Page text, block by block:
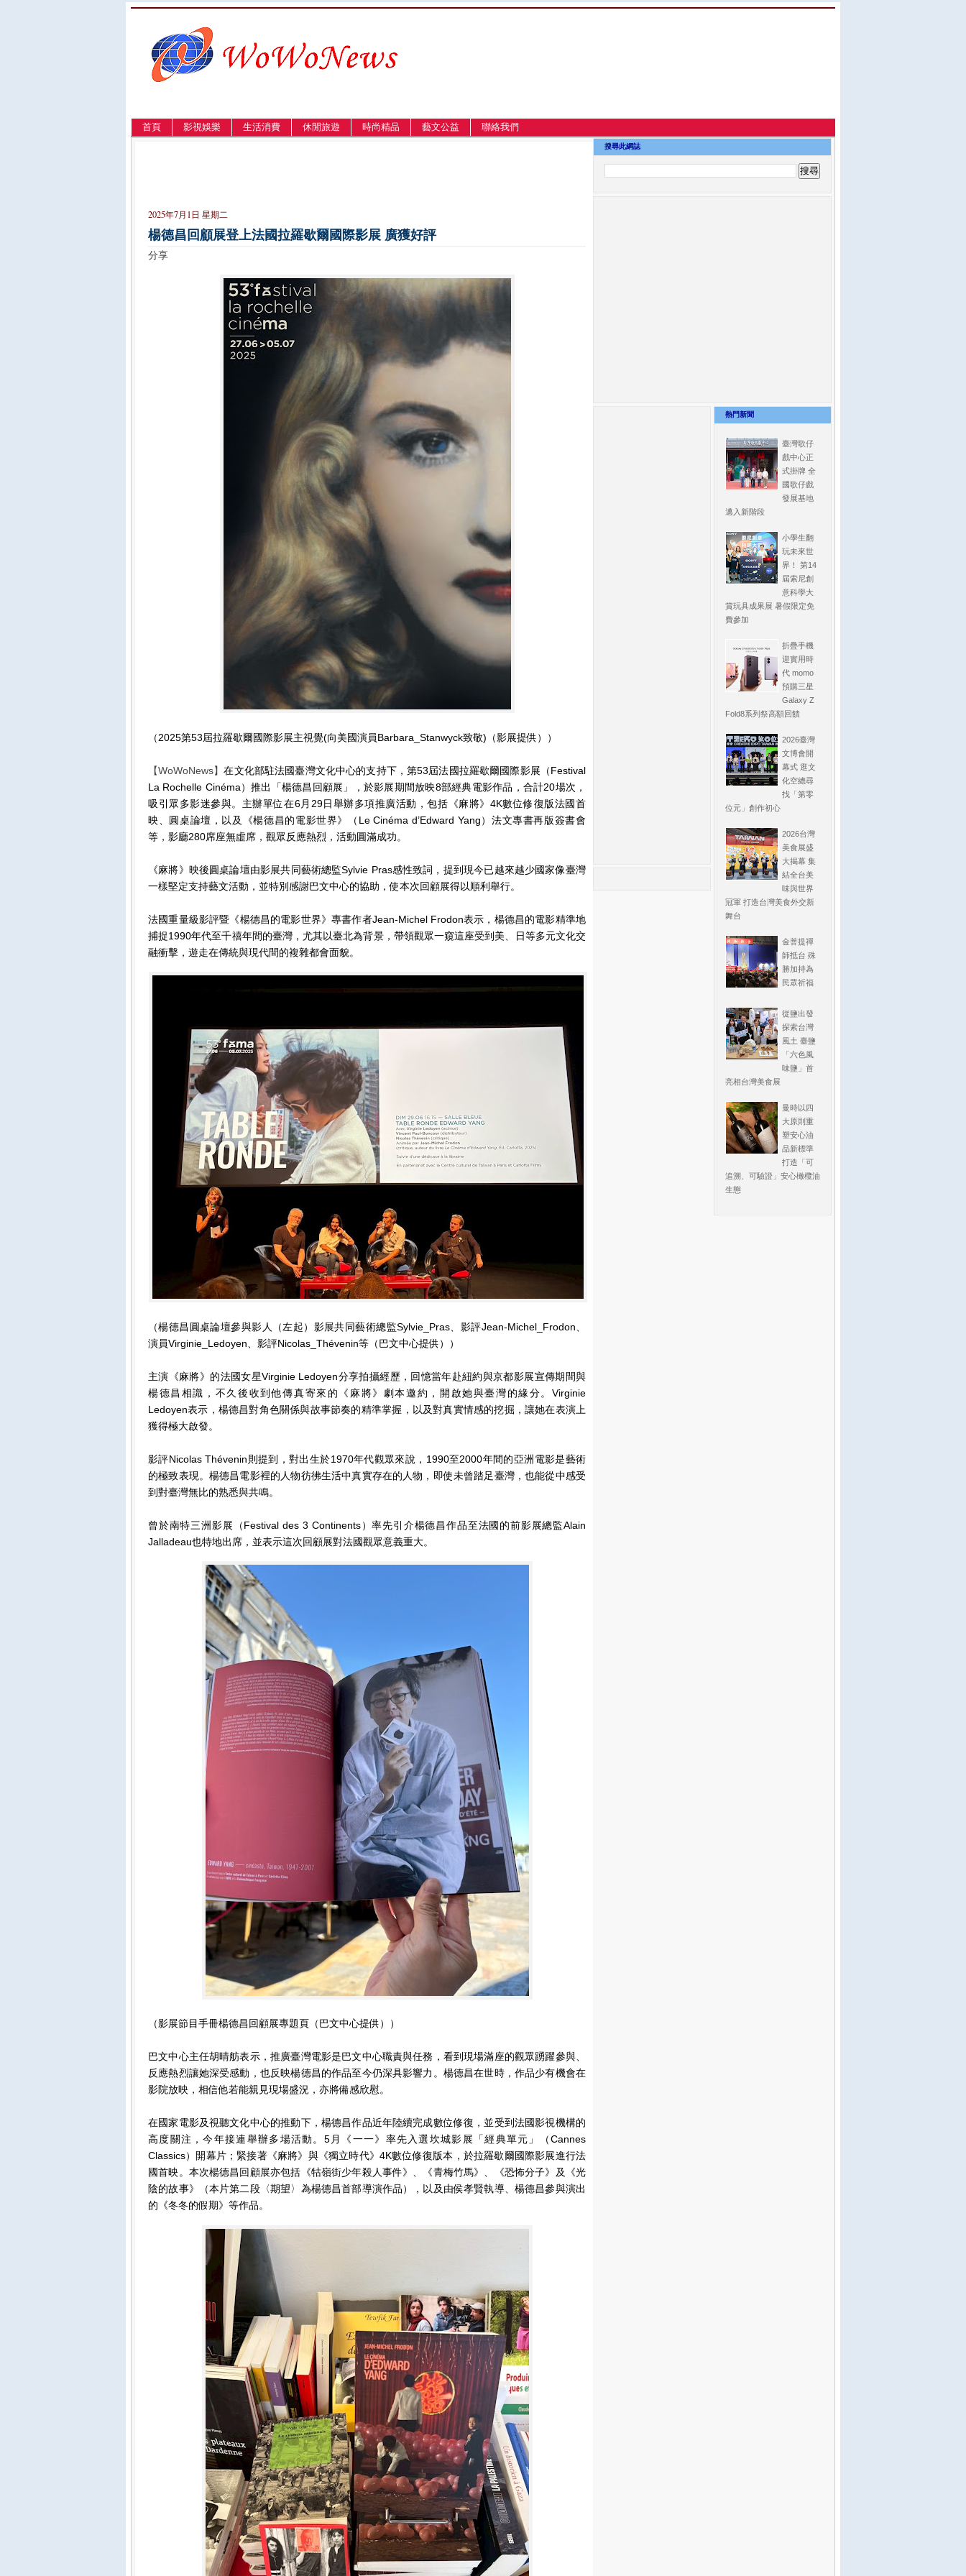
首頁 影視娛樂 生活消費 休閒旅遊 時尚精品 藝文公益 聯絡我們
2025年7月1日 星期二
楊德昌回顧展登上法國拉羅歇爾國際影展 廣獲好評
分享
（2025第53屆拉羅歇爾國際影展主視覺(向美國演員Barbara_Stanwyck致敬)（影展提供））
【WoWoNews】在文化部駐法國臺灣文化中心的支持下，第53屆法國拉羅歇爾國際影展（Festival
La Rochelle Cinéma）推出「楊德昌回顧展」，於影展期間放映8部經典電影作品，合計20場次，
吸引眾多影迷參與。主辦單位在6月29日舉辦多項推廣活動，包括《麻將》4K數位修復版法國首
映、圓桌論壇，以及《楊德昌的電影世界》（Le Cinéma d’Edward Yang）法文專書再版簽書會
等，影廳280席座無虛席，觀眾反應熱烈，活動圓滿成功。
《麻將》映後圓桌論壇由影展共同藝術總監Sylvie Pras感性致詞，提到現今已越來越少國家像臺灣
一樣堅定支持藝文活動，並特別感謝巴文中心的協助，使本次回顧展得以順利舉行。
法國重量級影評暨《楊德昌的電影世界》專書作者Jean-Michel Frodon表示，楊德昌的電影精準地
捕捉1990年代至千禧年間的臺灣，尤其以臺北為背景，帶領觀眾一窺這座受到美、日等多元文化交
融衝擊，遊走在傳統與現代間的複雜都會面貌。
（楊德昌圓桌論壇參與影人（左起）影展共同藝術總監Sylvie_Pras、影評Jean-Michel_Frodon、
演員Virginie_Ledoyen、影評Nicolas_Thévenin等（巴文中心提供））
主演《麻將》的法國女星Virginie Ledoyen分享拍攝經歷，回憶當年赴紐約與京都影展宣傳期間與
楊德昌相識，不久後收到他傳真寄來的《麻將》劇本邀約，開啟她與臺灣的緣分。Virginie
Ledoyen表示，楊德昌對角色關係與故事節奏的精準掌握，以及對真實情感的挖掘，讓她在表演上
獲得極大啟發。
影評Nicolas Thévenin則提到，對出生於1970年代觀眾來說，1990至2000年間的亞洲電影是藝術
的極致表現。楊德昌電影裡的人物彷彿生活中真實存在的人物，即使未曾踏足臺灣，也能從中感受
到對臺灣無比的熟悉與共鳴。
曾於南特三洲影展（Festival des 3 Continents）率先引介楊德昌作品至法國的前影展總監Alain
Jalladeau也特地出席，並表示這次回顧展對法國觀眾意義重大。
（影展節目手冊楊德昌回顧展專題頁（巴文中心提供））
巴文中心主任胡晴舫表示，推廣臺灣電影是巴文中心職責與任務，看到現場滿座的觀眾踴躍參與、
反應熱烈讓她深受感動，也反映楊德昌的作品至今仍深具影響力。楊德昌在世時，作品少有機會在
影院放映，相信他若能親見現場盛況，亦將備感欣慰。
在國家電影及視聽文化中心的推動下，楊德昌作品近年陸續完成數位修復，並受到法國影視機構的
高度關注，今年接連舉辦多場活動。5月《一一》率先入選坎城影展「經典單元」（Cannes
Classics）開幕片；緊接著《麻將》與《獨立時代》4K數位修復版本，於拉羅歇爾國際影展進行法
國首映。本次楊德昌回顧展亦包括《牯嶺街少年殺人事件》、《青梅竹馬》、《恐怖分子》及《光
陰的故事》（本片第二段〈期望〉為楊德昌首部導演作品），以及由侯孝賢執導、楊德昌參與演出
的《冬冬的假期》等作品。
搜尋此網誌
熱門新聞
臺灣歌仔
戲中心正
式掛牌 全
國歌仔戲
發展基地
邁入新階段
小學生翻
玩未來世
界！ 第14
屆索尼創
意科學大
賞玩具成果展 暑假限定免
費參加
折疊手機
迎實用時
代 momo
預購三星
Galaxy Z
Fold8系列祭高額回饋
2026臺灣
文博會開
幕式 逛文
化空總尋
找「第零
位元」創作初心
2026台灣
美食展盛
大揭幕 集
結全台美
味與世界
冠軍 打造台灣美食外交新
舞台
金菩提禪
師抵台 殊
勝加持為
民眾祈福
從鹽出發
探索台灣
風土 臺鹽
「六色風
味鹽」首
亮相台灣美食展
曼時以四
大原則重
塑安心油
品新標準
打造「可
追溯、可驗證」安心橄欖油
生態